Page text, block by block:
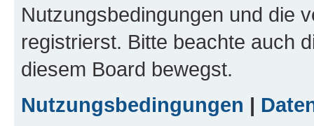
Nutzungsbedingungen und die
registrierst. Bitte beachte auch
diesem Board bewegst.
Nutzungsbedingungen |